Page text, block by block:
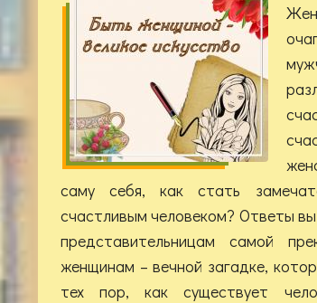
саму себя, как стать
счастливым человеком? Ответы
представительницам самой
женщинам – вечной загадке,
тех пор, как существует